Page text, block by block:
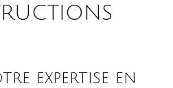
expertise en